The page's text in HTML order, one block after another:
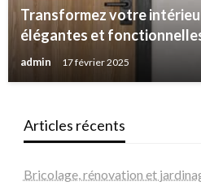
Transformez votre
élégantes et
admin 17 février 2025
Articles récents
Bricolage, rénovation et